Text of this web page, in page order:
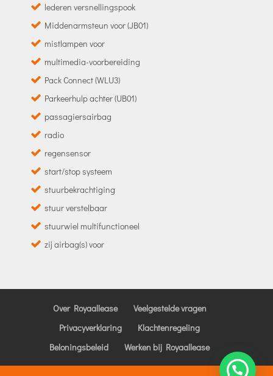
lederen versnellingspook
Middenarmsteun voor (JB01)
mistlampen voor
multimedia-voorbereiding
Pack Connect (WLU3)
Parkeerhulp achter (UB01)
passagiersairbag
radio
regensensor
start/stop systeem
stuurbekrachtiging
stuur verstelbaar
stuurwiel multifunctioneel
zij airbag(s) voor
Over Royaallease
Veelgestelde vragen
Privacyverklaring
Klachtenregeling
Beloningsbeleid
Werken bij Royaallease